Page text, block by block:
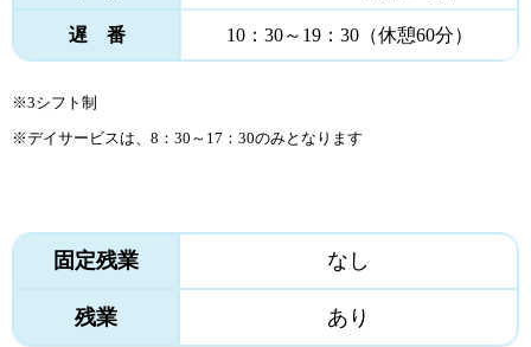
遅 番 10：30～19：30（休憩60分）
※3シフト制
※デイサービスは、8：30～17：30のみとなります
固定残業 なし
残業 あり